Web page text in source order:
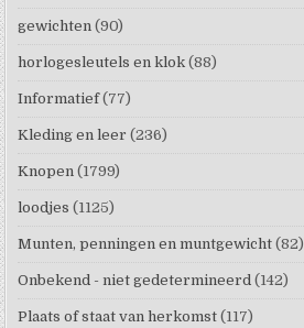
gewichten (90)
horlogesleutels en klok (88)
Informatief (77)
Kleding en leer (236)
Knopen (1799)
loodjes (1125)
Munten, penningen en muntgewicht (82)
Onbekend - niet gedetermineerd (142)
Plaats of staat van herkomst (117)